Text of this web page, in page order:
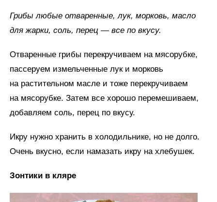
Грибы любые отваренные, лук, морковь, масло
для жарки, соль, перец — все по вкусу.
Отваренные грибы перекручиваем на мясорубке,
пассеруем измельченные лук и морковь
на растительном масле и тоже перекручиваем
на мясорубке. Затем все хорошо перемешиваем,
добавляем соль, перец по вкусу.
Икру нужно хранить в холодильнике, но не долго.
Очень вкусно, если намазать икру на хлебушек.
Зонтики в кляре